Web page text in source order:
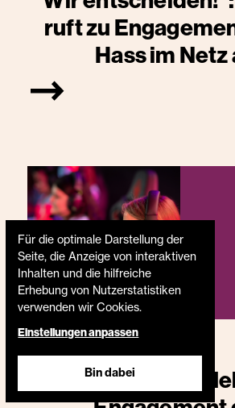
ruft zu
Hass im Netz
Equal eSports:
Für die optimale Darstellung der
Seite, die Anzeige von interaktiven
Inhalten und die hilfreiche
Erhebung von Nutzerstatistiken
verwenden wir Cookies.
Einstellungen anpassen
Bin dabei